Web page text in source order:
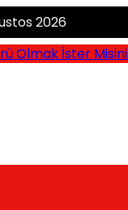
2026
Olmak İster